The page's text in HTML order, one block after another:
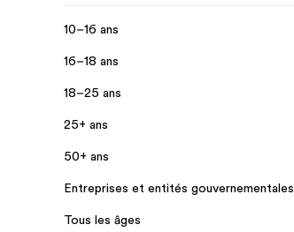
10–16 ans
16–18 ans
18–25 ans
25+ ans
50+ ans
Entreprises et entités gouvernementales
Tous les âges